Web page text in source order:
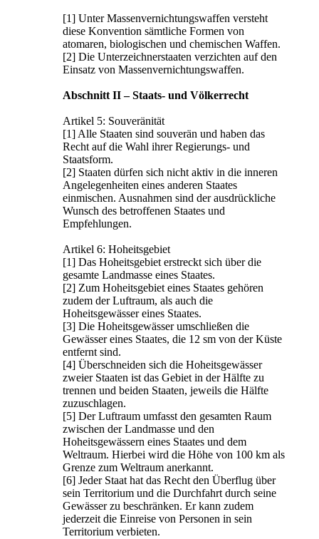
[1] Unter Massenvernichtungswaffen versteht
diese Konvention sämtliche Formen von
atomaren, biologischen und chemischen Waffen.
[2] Die Unterzeichnerstaaten verzichten auf den
Einsatz von Massenvernichtungswaffen.
Abschnitt II – Staats- und Völkerrecht
Artikel 5: Souveränität
[1] Alle Staaten sind souverän und haben das
Recht auf die Wahl ihrer Regierungs- und
Staatsform.
[2] Staaten dürfen sich nicht aktiv in die inneren
Angelegenheiten eines anderen Staates
einmischen. Ausnahmen sind der ausdrückliche
Wunsch des betroffenen Staates und
Empfehlungen.
Artikel 6: Hoheitsgebiet
[1] Das Hoheitsgebiet erstreckt sich über die
gesamte Landmasse eines Staates.
[2] Zum Hoheitsgebiet eines Staates gehören
zudem der Luftraum, als auch die
Hoheitsgewässer eines Staates.
[3] Die Hoheitsgewässer umschließen die
Gewässer eines Staates, die 12 sm von der Küste
entfernt sind.
[4] Überschneiden sich die Hoheitsgewässer
zweier Staaten ist das Gebiet in der Hälfte zu
trennen und beiden Staaten, jeweils die Hälfte
zuzuschlagen.
[5] Der Luftraum umfasst den gesamten Raum
zwischen der Landmasse und den
Hoheitsgewässern eines Staates und dem
Weltraum. Hierbei wird die Höhe von 100 km als
Grenze zum Weltraum anerkannt.
[6] Jeder Staat hat das Recht den Überflug über
sein Territorium und die Durchfahrt durch seine
Gewässer zu beschränken. Er kann zudem
jederzeit die Einreise von Personen in sein
Territorium verbieten.